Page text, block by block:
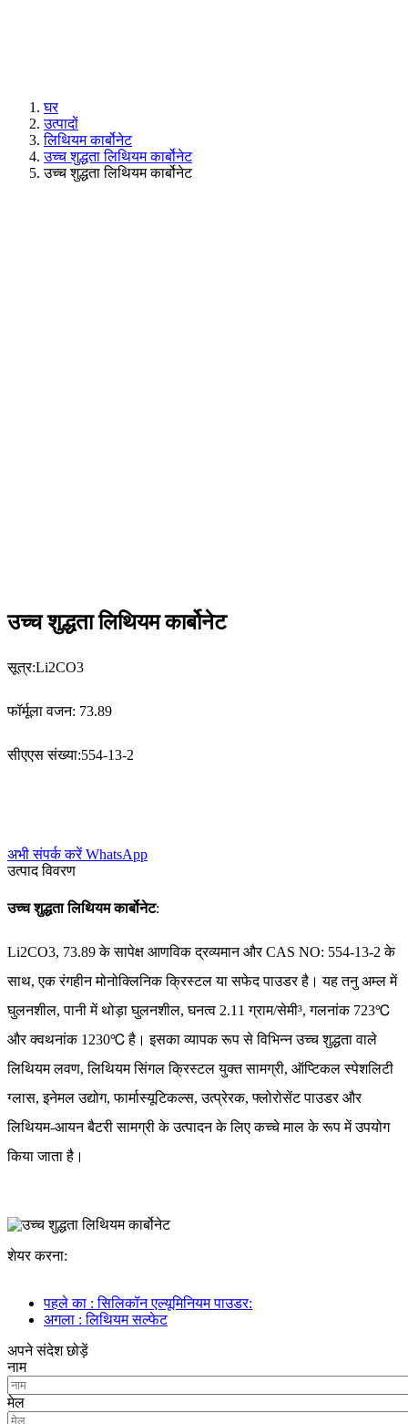
घर
उत्पादों
लिथियम कार्बोनेट
उच्च शुद्धता लिथियम कार्बोनेट
उच्च शुद्धता लिथियम कार्बोनेट
उच्च शुद्धता लिथियम कार्बोनेट
सूत्र:Li2CO3
फॉर्मूला वजन: 73.89
सीएएस संख्या:554-13-2
अभी संपर्क करेंWhatsApp
उत्पाद विवरण
उच्च शुद्धता लिथियम कार्बोनेट:
Li2CO3, 73.89 के सापेक्ष आणविक द्रव्यमान और CAS NO: 554-13-2 के
साथ, एक रंगहीन मोनोक्लिनिक क्रिस्टल या सफेद पाउडर है। यह तनु अम्ल में
घुलनशील, पानी में थोड़ा घुलनशील, घनत्व 2.11 ग्राम/सेमी³, गलनांक 723℃
और क्वथनांक 1230℃ है। इसका व्यापक रूप से विभिन्न उच्च शुद्धता वाले
लिथियम लवण, लिथियम सिंगल क्रिस्टल युक्त सामग्री, ऑप्टिकल स्पेशलिटी
ग्लास, इनेमल उद्योग, फार्मास्यूटिकल्स, उत्प्रेरक, फ्लोरोसेंट पाउडर और
लिथियम-आयन बैटरी सामग्री के उत्पादन के लिए कच्चे माल के रूप में उपयोग
किया जाता है।
शेयर करना:
पहले का : सिलिकॉन एल्यूमिनियम पाउडर:
अगला : लिथियम सल्फेट
अपने संदेश छोड़ें
नाम
मेल